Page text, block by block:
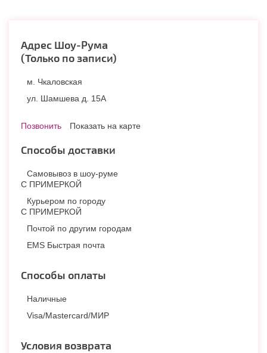
Адрес Шоу-Рума
(Только по записи)
м. Чкаловская
ул. Шамшева д. 15А
Позвонить Показать на карте
Способы доставки
Самовывоз в шоу-руме
С ПРИМЕРКОЙ
Курьером по городу
С ПРИМЕРКОЙ
Почтой по другим городам
EMS Быстрая почта
Способы оплаты
Наличные
Visa/Mastercard/МИР
Условия возврата